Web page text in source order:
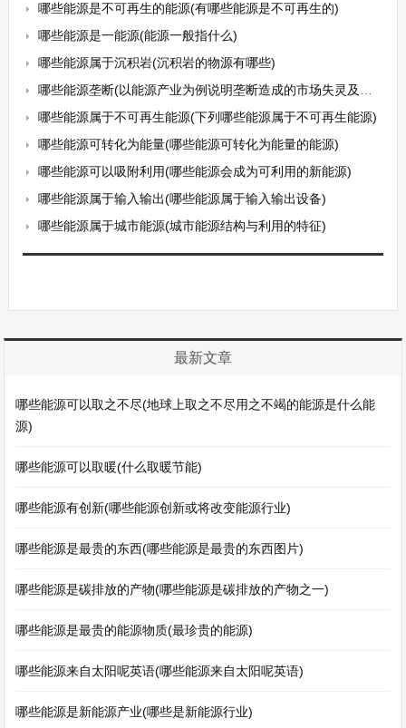
哪些能源是不可再生的能源(有哪些能源是不可再生的)
哪些能源是一能源(能源一般指什么)
哪些能源属于沉积岩(沉积岩的物源有哪些)
哪些能源垄断(以能源产业为例说明垄断造成的市场失灵及其解决方法)
哪些能源属于不可再生能源(下列哪些能源属于不可再生能源)
哪些能源可转化为能量(哪些能源可转化为能量的能源)
哪些能源可以吸附利用(哪些能源会成为可利用的新能源)
哪些能源属于输入输出(哪些能源属于输入输出设备)
哪些能源属于城市能源(城市能源结构与利用的特征)
最新文章
哪些能源可以取之不尽(地球上取之不尽用之不竭的能源是什么能
源)
哪些能源可以取暖(什么取暖节能)
哪些能源有创新(哪些能源创新或将改变能源行业)
哪些能源是最贵的东西(哪些能源是最贵的东西图片)
哪些能源是碳排放的产物(哪些能源是碳排放的产物之一)
哪些能源是最贵的能源物质(最珍贵的能源)
哪些能源来自太阳呢英语(哪些能源来自太阳呢英语)
哪些能源是新能源产业(哪些是新能源行业)